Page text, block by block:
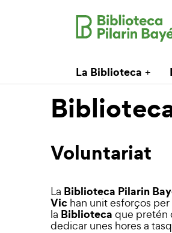
La Biblioteca
Voluntariat
La Biblioteca Pilarin
Vic han unit esforços
la Biblioteca que pretén
dedicar unes hores a